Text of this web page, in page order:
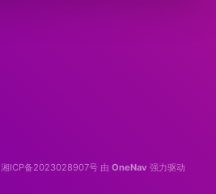
湘ICP备2023028907号 由 OneNav 强力驱动